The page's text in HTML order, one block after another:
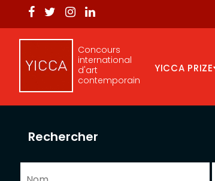
Concours
international
d'art
contemporain
YICCA PRIZE
Rechercher